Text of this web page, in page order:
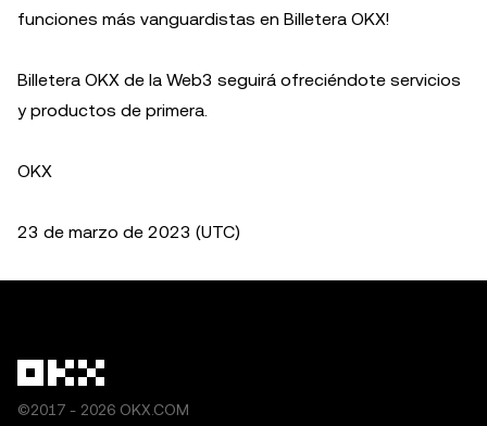
funciones más vanguardistas en Billetera OKX!
Billetera OKX de la Web3 seguirá ofreciéndote servicios
y productos de primera.
OKX
23 de marzo de 2023 (UTC)
©2017 - 2026 OKX.COM